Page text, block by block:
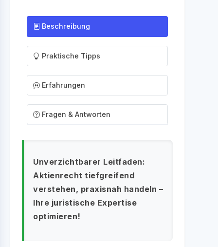
Beschreibung
Praktische Tipps
Erfahrungen
Fragen & Antworten
Unverzichtbarer Leitfaden:
Aktienrecht tiefgreifend
verstehen, praxisnah handeln –
Ihre juristische Expertise
optimieren!